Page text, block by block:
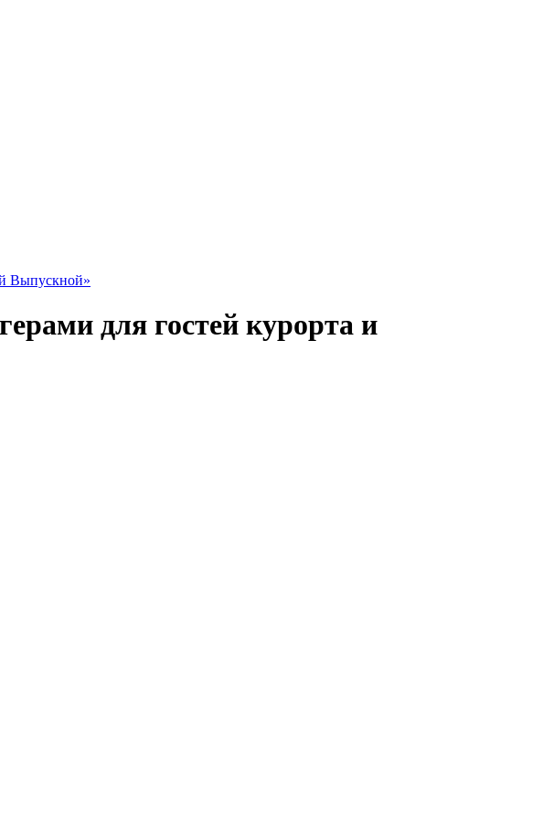
Выпускной»
для гостей курорта и